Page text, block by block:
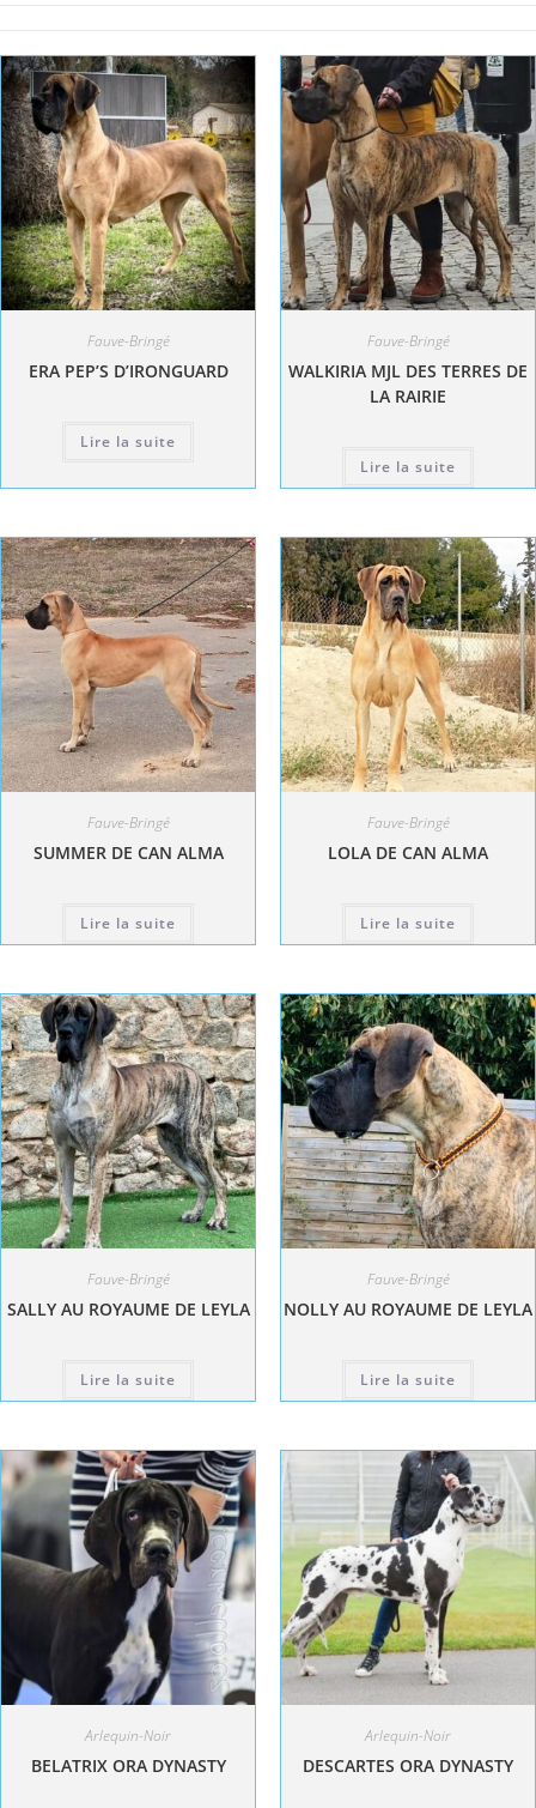
Fauve-Bringé
ERA PEP’S D’IRONGUARD
Lire la suite
Fauve-Bringé
WALKIRIA MJL DES TERRES DE
LA RAIRIE
Lire la suite
Fauve-Bringé
SUMMER DE CAN ALMA
Lire la suite
Fauve-Bringé
LOLA DE CAN ALMA
Lire la suite
Fauve-Bringé
SALLY AU ROYAUME DE LEYLA
Lire la suite
Fauve-Bringé
NOLLY AU ROYAUME DE LEYLA
Lire la suite
Arlequin-Noir
BELATRIX ORA DYNASTY
Arlequin-Noir
DESCARTES ORA DYNASTY